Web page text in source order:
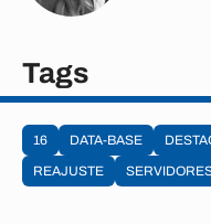
Tags
16 DATA-BASE
REAJUSTE